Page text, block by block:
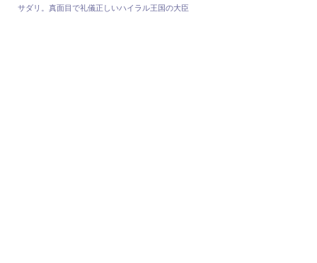
サダリ。真面目で礼儀正しいハイラル王国の大臣